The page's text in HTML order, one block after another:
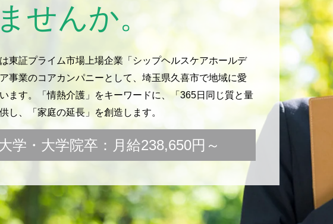
せんか。
東証プライム市場上場企業「シップヘルスケアホールデ
事業のコアカンパニーとして、埼玉県久喜市で地域に愛
ます。「情熱介護」をキーワードに、「365日同じ質と量
し、「家庭の延長」を創造します。
・大学院卒：月給238,650円～